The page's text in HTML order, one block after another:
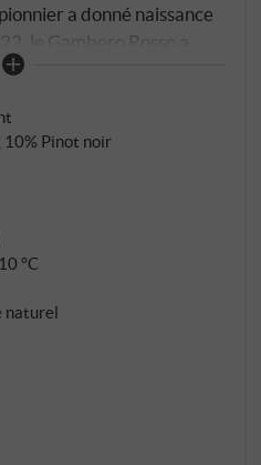
a donné naissance
le Gambero Rosso a
"Cantina de l'année". La
meilleurs terroirs des 19
Pressurage doux,
puis assemblage au
de réserve issus des
mûrit sur lies pendant au
supplémentaires après
10% Pinot noir
°C
naturel